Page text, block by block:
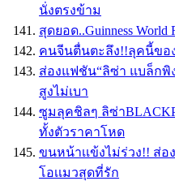
นั่งตรงข้าม
สุดยอด..Guinness World
คนจีนตื่นตะลึง!!ลุคนี้ขอ
ส่องแฟชัน“ลิซ่า แบล็กพิ
สูงไม่เบา
ซูมลุคชิลๆ ลิซ่า
ทั้งตัวราคาโหด
ขนหน้าเเข้งไม่ร่วง!! ส่
โอเเมวสุดที่รัก